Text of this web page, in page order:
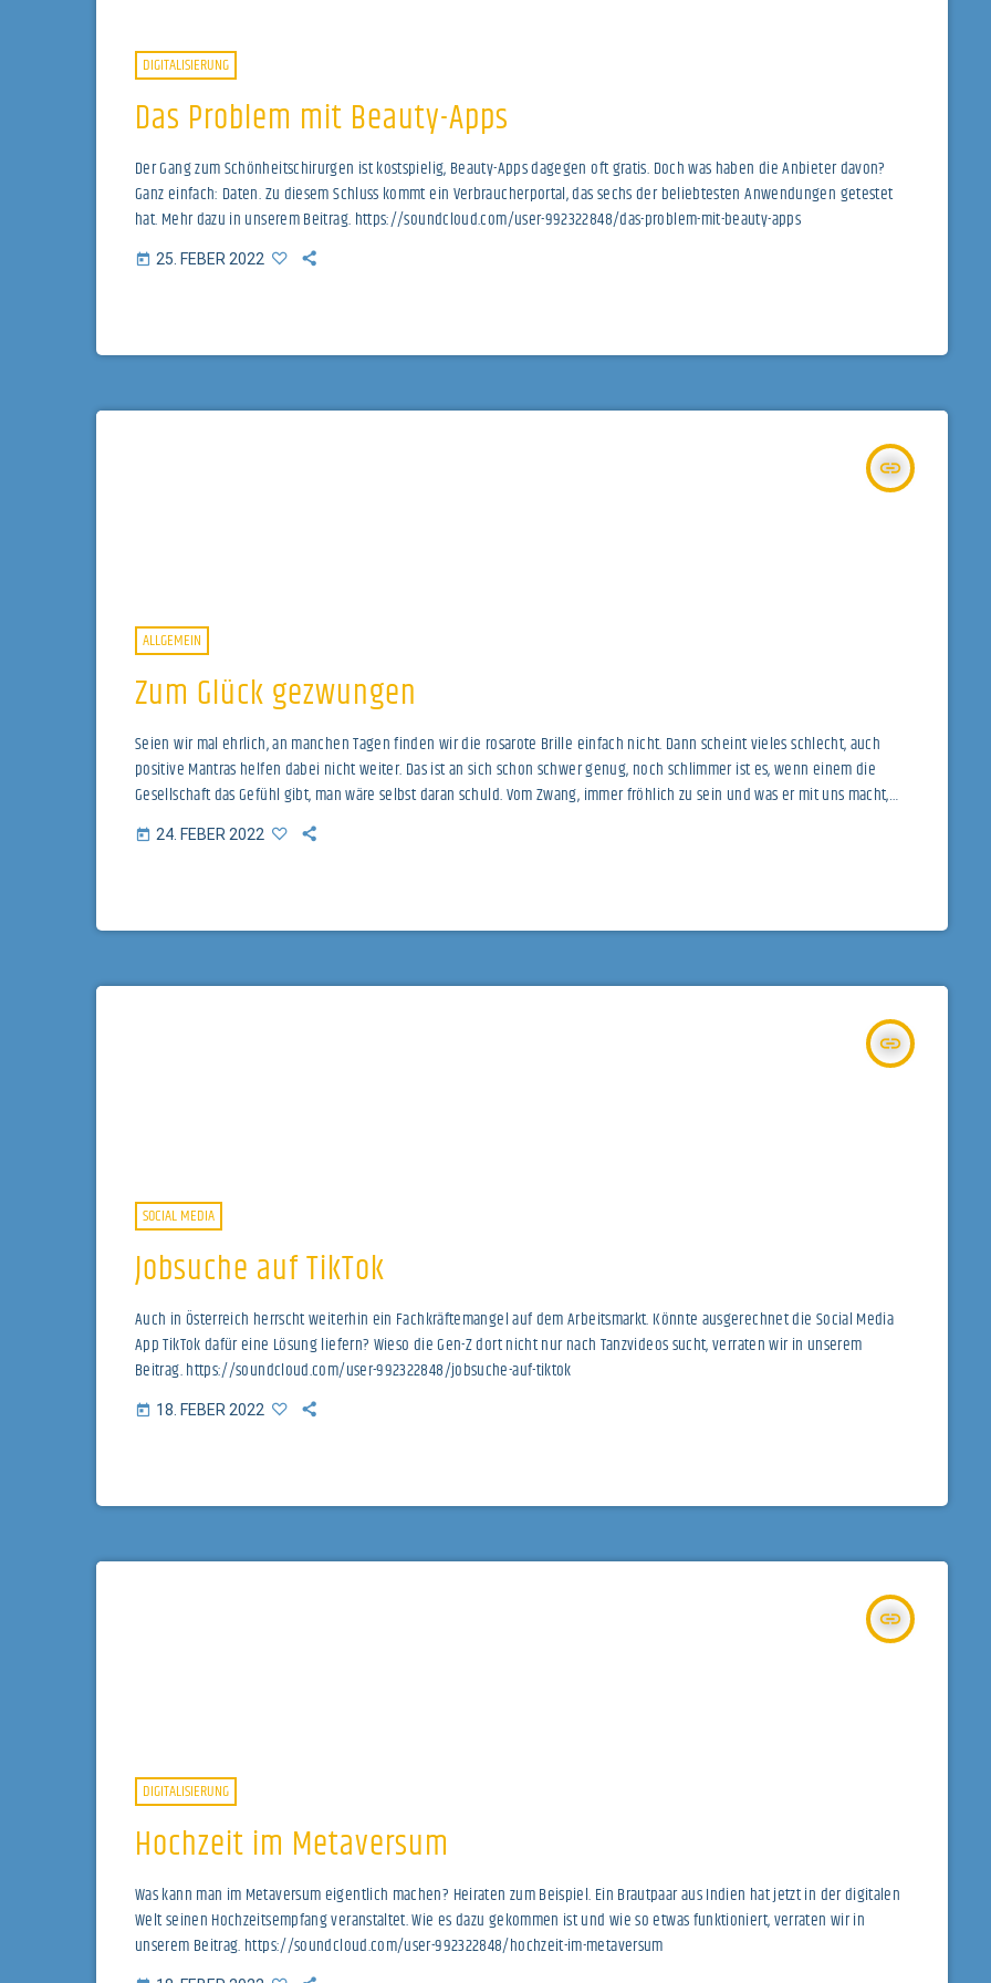
DIGITALISIERUNG
Das Problem mit Beauty-Apps
Der Gang zum Schönheitschirurgen ist kostspielig, Beauty-Apps dagegen oft gratis. Doch was haben die Anbieter davon?
Ganz einfach: Daten. Zu diesem Schluss kommt ein Verbraucherportal, das sechs der beliebtesten Anwendungen getestet
hat. Mehr dazu in unserem Beitrag. https://soundcloud.com/user-992322848/das-problem-mit-beauty-apps
today 25. FEBER 2022
insert_link
ALLGEMEIN
Zum Glück gezwungen
Seien wir mal ehrlich, an manchen Tagen finden wir die rosarote Brille einfach nicht. Dann scheint vieles schlecht, auch
positive Mantras helfen dabei nicht weiter. Das ist an sich schon schwer genug, noch schlimmer ist es, wenn einem die
Gesellschaft das Gefühl gibt, man wäre selbst daran schuld. Vom Zwang, immer fröhlich zu sein und was er mit uns macht,
berichten wir in unserem neuen Beitrag. https://soundcloud.com/user-992322848/zum-gluck-gezwungen
today 24. FEBER 2022
insert_link
SOCIAL MEDIA
Jobsuche auf TikTok
Auch in Österreich herrscht weiterhin ein Fachkräftemangel auf dem Arbeitsmarkt. Könnte ausgerechnet die Social Media
App TikTok dafür eine Lösung liefern? Wieso die Gen-Z dort nicht nur nach Tanzvideos sucht, verraten wir in unserem
Beitrag. https://soundcloud.com/user-992322848/jobsuche-auf-tiktok
today 18. FEBER 2022
insert_link
DIGITALISIERUNG
Hochzeit im Metaversum
Was kann man im Metaversum eigentlich machen? Heiraten zum Beispiel. Ein Brautpaar aus Indien hat jetzt in der digitalen
Welt seinen Hochzeitsempfang veranstaltet. Wie es dazu gekommen ist und wie so etwas funktioniert, verraten wir in
unserem Beitrag. https://soundcloud.com/user-992322848/hochzeit-im-metaversum